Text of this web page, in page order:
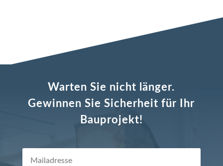
Warten Sie nicht länger.
Gewinnen Sie Sicherheit für Ihr
Bauprojekt!